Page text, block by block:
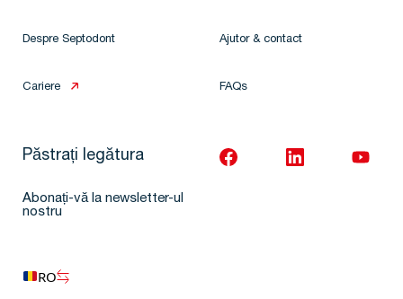
Despre Septodont
Cariere
Ajutor & contact
FAQs
Păstrați legătura
Abonați-vă la newsletter-ul
nostru
RO